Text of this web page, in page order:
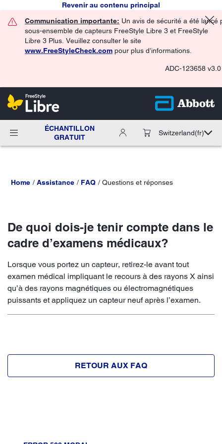
Revenir au contenu principal
Communication importante: Un avis de sécurité a été lancé
sous-ensemble de capteurs FreeStyle Libre 3 et FreeStyle
Libre 3 Plus. Veuillez consulter le site
www.FreeStyleCheck.com pour plus d’informations.
ADC-123658 v3.0
ÉCHANTILLON
GRATUIT
Switzerland(fr)
Home Assistance FAQ Questions et réponses
De quoi dois-je tenir compte dans le
cadre d’examens médicaux?
Lorsque vous portez un capteur, retirez-le avant tout
examen médical impliquant le recours à des rayons X ainsi
qu’à des rayons magnétiques ou électromagnétiques
puissants et appliquez un capteur neuf après l’examen.
RETOUR AUX FAQ